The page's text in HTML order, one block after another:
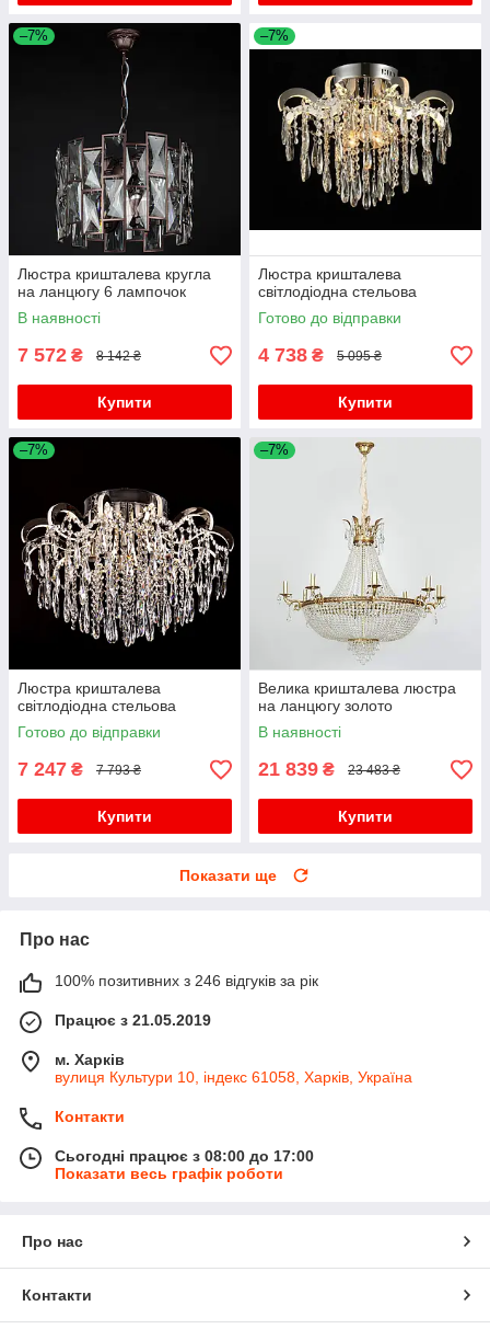
–7%
Люстра кришталева кругла
на ланцюгу 6 лампочок
В наявності
7 572 ₴ 8 142 ₴
Купити
–7%
Люстра кришталева
світлодіодна стельова
Готово до відправки
4 738 ₴ 5 095 ₴
Купити
–7%
Люстра кришталева
світлодіодна стельова
Готово до відправки
7 247 ₴ 7 793 ₴
Купити
–7%
Велика кришталева люстра
на ланцюгу золото
В наявності
21 839 ₴ 23 483 ₴
Купити
Показати ще
Про нас
100% позитивних з 246 відгуків за рік
Працює з 21.05.2019
м. Харків
вулиця Культури 10, індекс 61058, Харків, Україна
Контакти
Сьогодні працює з 08:00 до 17:00
Показати весь графік роботи
Про нас
Контакти